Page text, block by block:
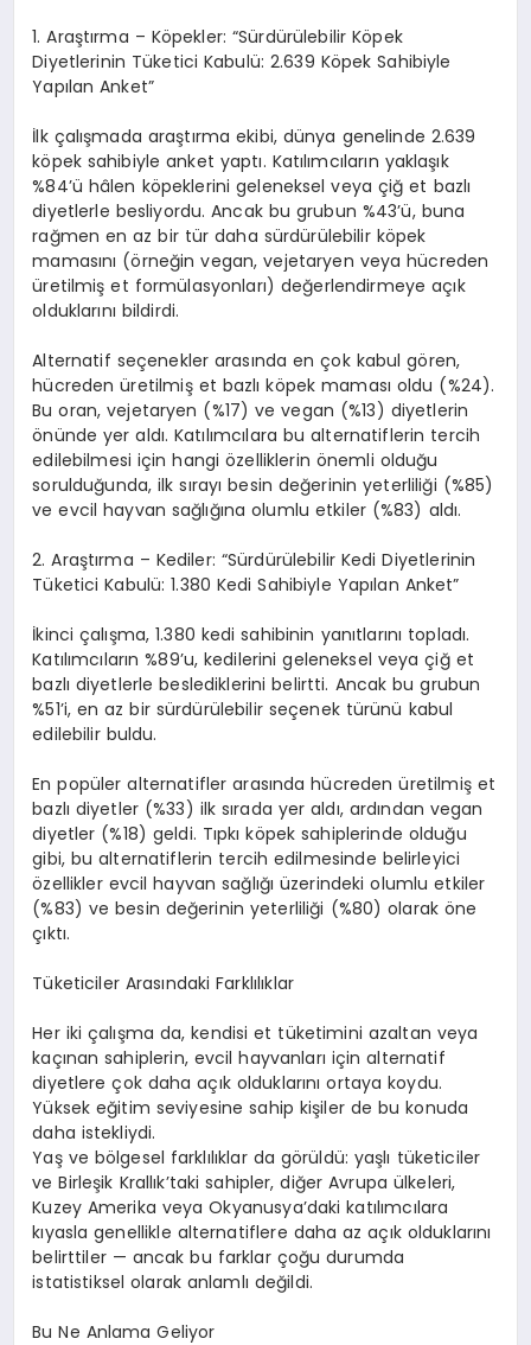
1.Araştırma – Köpekler: “Sürdürülebilir Köpek
Diyetlerinin Tüketici Kabulü: 2.639 Köpek Sahibiyle
Yapılan Anket”
İlk çalışmada araştırma ekibi, dünya genelinde 2.639
köpek sahibiyle anket yaptı. Katılımcıların yaklaşık
%84’ü hâlen köpeklerini geleneksel veya çiğ et bazlı
diyetlerle besliyordu. Ancak bu grubun %43’ü, buna
rağmen en az bir tür daha sürdürülebilir köpek
mamasını (örneğin vegan, vejetaryen veyahücreden
üretilmiş et formülasyonları) değerlendirmeye açık
olduklarını bildirdi.
Alternatif seçenekler arasında ençok kabul gören,
hücredenüretilmiş et bazlı köpek maması oldu (%24).
Bu oran, vejetaryen (%17) ve vegan (%13) diyetlerin
önünde yer aldı. Katılımcılara bu alternatiflerin tercih
edilebilmesi için hangiözelliklerin önemli olduğu
sorulduğunda, ilk sırayı besin değerinin yeterliliği (%85)
ve evcil hayvan sağlığına olumlu etkiler (%83) aldı.
2.Araştırma – Kediler: “Sürdürülebilir Kedi Diyetlerinin
Tüketici Kabulü: 1.380 Kedi Sahibiyle Yapılan Anket”
İkinci çalışma, 1.380 kedi sahibinin yanıtlarını topladı.
Katılımcıların%89’u, kedilerini geleneksel veya çiğ et
bazlı diyetlerle beslediklerini belirtti. Ancak bu grubun
%51’i, en az bir sürdürülebilir seçenek türünü kabul
edilebilir buldu.
En popüler alternatifler arasındahücredenüretilmiş et
bazlı diyetler (%33) ilk sırada yer aldı, ardından vegan
diyetler (%18) geldi. Tıpkı köpek sahiplerinde olduğu
gibi, bu alternatiflerin tercih edilmesinde belirleyici
özelliklerevcil hayvan sağlığı üzerindeki olumlu etkiler
(%83) ve besin değerinin yeterliliği (%80) olarak öne
çıktı.
Tüketiciler Arasındaki Farklılıklar
Her iki çalışma da, kendisi et tüketimini azaltan veya
kaçınan sahiplerin, evcil hayvanları için alternatif
diyetlere çok daha açık olduklarını ortaya koydu.
Yüksek eğitim seviyesine sahip kişiler de bu konuda
daha istekliydi.
Yaş ve bölgesel farklılıklar da görüldü: yaşlı tüketiciler
ve Birleşik Krallık’taki sahipler, diğer Avrupa ülkeleri,
Kuzey Amerika veya Okyanusya’daki katılımcılara
kıyasla genellikle alternatiflere daha az açık olduklarını
belirttiler — ancak bu farklar çoğu durumda
istatistiksel olarak anlamlı değildi.
Bu Ne Anlama Geliyor